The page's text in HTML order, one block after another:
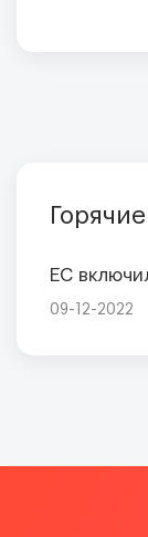
ЕС
09-12-2022